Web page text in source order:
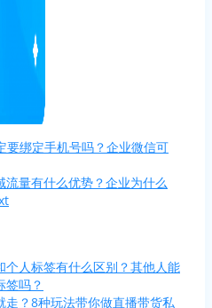
要绑定手机号吗？企业微信可
流量有什么优势？企业为什么
个人标签有什么区别？其他人能
签吗？
走？8种玩法带你做直播带货私